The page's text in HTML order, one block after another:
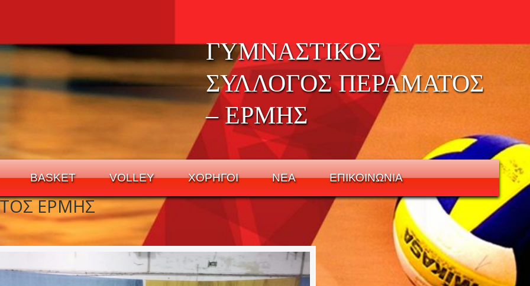
ΓΥΜΝΑΣΤΙΚΟΣ
ΣΥΛΛΟΓΟΣ ΠΕΡΑΜΑΤΟΣ
– ΕΡΜΗΣ
BASKET VOLLEY ΧΟΡΗΓΟΙ ΝΕΑ ΕΠΙΚΟΙΝΩΝΙΑ
ΕΡΜΗΣ